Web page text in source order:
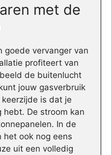
met de
goede vervanger van
profiteert van
de buitenlucht
jouw gasverbruik
is dat je
hebt. De stroom kan
In de
het ook nog eens
uit een volledig